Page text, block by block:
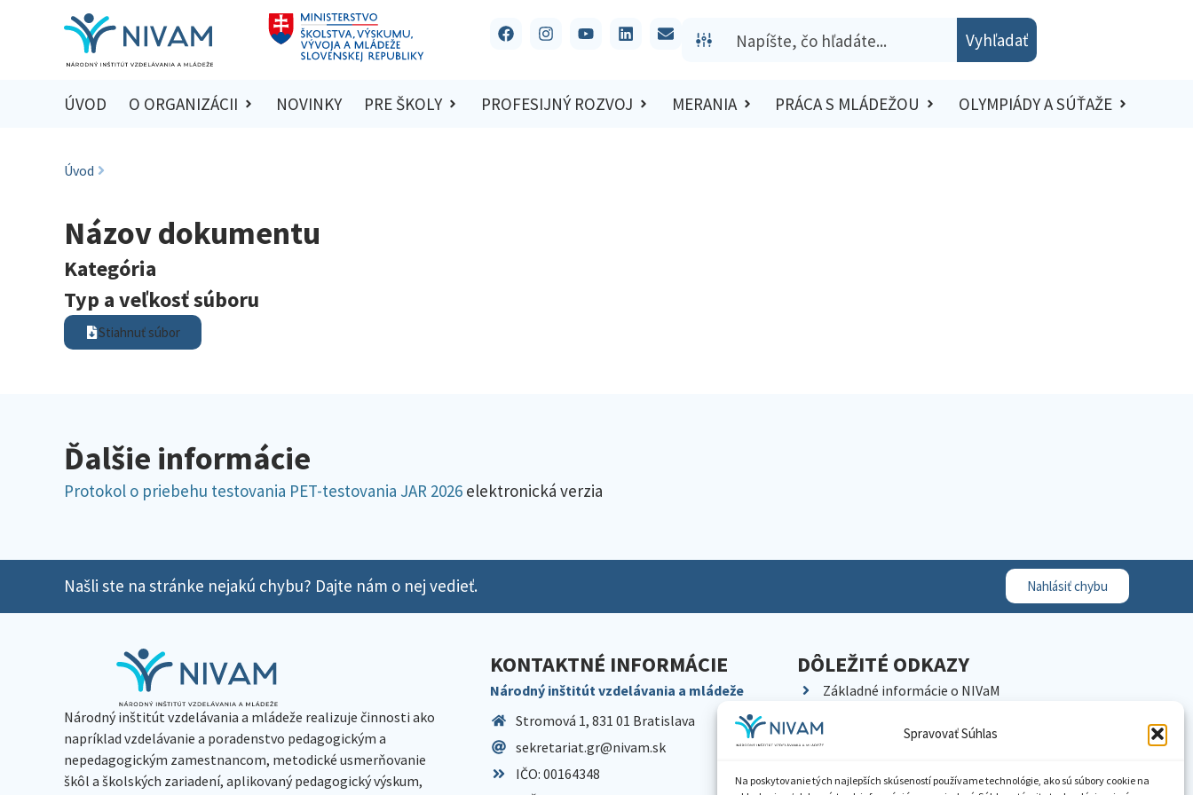
Spravovať Súhlas
Na poskytovanie tých najlepších skúseností používame technológie, ako sú súbory cookie na
Vyhľadať
ÚVOD O ORGANIZÁCII NOVINKY PRE ŠKOLY PROFESIJNÝ ROZVOJ MERANIA PRÁCA S MLÁDEŽOU OLYMPIÁDY A SÚŤAŽE
Úvod
Názov dokumentu
Kategória
Typ a veľkosť súboru
Stiahnuť súbor
Ďalšie informácie
Protokol o priebehu testovania PET-testovania JAR 2026 elektronická verzia
Našli ste na stránke nejakú chybu? Dajte nám o nej vedieť. Nahlásiť chybu
Národný inštitút vzdelávania a mládeže realizuje činnosti ako
napríklad vzdelávanie a poradenstvo pedagogickým a
nepedagogickým zamestnancom, metodické usmerňovanie
škôl a školských zariadení, aplikovaný pedagogický výskum,
KONTAKTNÉ INFORMÁCIE
Národný inštitút vzdelávania a mládeže
Stromová 1, 831 01 Bratislava
sekretariat.gr@nivam.sk
IČO: 00164348
DÔLEŽITÉ ODKAZY
Základné informácie o NIVaM
Kariéra